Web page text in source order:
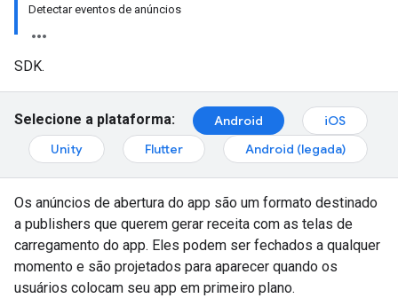
Detectar eventos de anúncios
SDK.
Selecione a plataforma: Android
iOS
Unity
Flutter Android (legada)
Os anúncios de abertura do app são um formato destinado
a publishers que querem gerar receita com as telas de
carregamento do app. Eles podem ser fechados a qualquer
momento e são projetados para aparecer quando os
usuários colocam seu app em primeiro plano.